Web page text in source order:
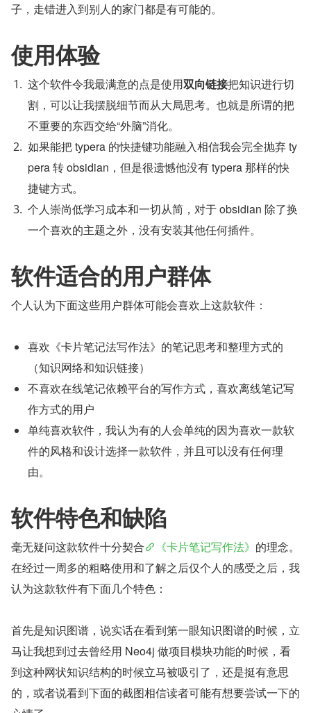
子，走错进入到别人的家门都是有可能的。
使用体验
这个软件令我最满意的点是使用双向链接把知识进行切
割，可以让我摆脱细节而从大局思考。也就是所谓的把
不重要的东西交给“外脑”消化。
如果能把 typera 的快捷键功能融入相信我会完全抛弃 ty
pera 转 obsidian，但是很遗憾他没有 typera 那样的快
捷键方式。
个人崇尚低学习成本和一切从简，对于 obsidian 除了换
一个喜欢的主题之外，没有安装其他任何插件。
软件适合的用户群体
个人认为下面这些用户群体可能会喜欢上这款软件：
喜欢《卡片笔记法写作法》的笔记思考和整理方式的
（知识网络和知识链接）
不喜欢在线笔记依赖平台的写作方式，喜欢离线笔记写
作方式的用户
单纯喜欢软件，我认为有的人会单纯的因为喜欢一款软
件的风格和设计选择一款软件，并且可以没有任何理
由。
软件特色和缺陷
毫无疑问这款软件十分契合 《卡片笔记写作法》 的理念。
在经过一周多的粗略使用和了解之后仅个人的感受之后，我
认为这款软件有下面几个特色：
首先是知识图谱，说实话在看到第一眼知识图谱的时候，立
马让我想到过去曾经用 Neo4j 做项目模块功能的时候，看
到这种网状知识结构的时候立马被吸引了，还是挺有意思
的，或者说看到下面的截图相信读者可能有想要尝试一下的